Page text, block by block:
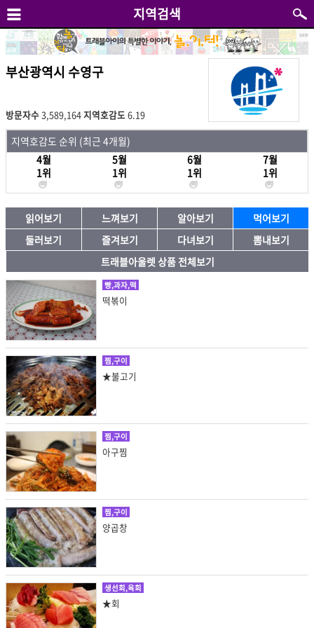
지역검색
부산광역시 수영구
방문자수 3,589,164지역호감도 6.19
지역호감도 순위 (최근 4개월)
4월
1위
5월
1위
6월
1위
7월
1위
읽어보기 느껴보기 알아보기
먹어보기
둘러보기
즐겨보기 다녀보기
뽐내보기
트래블아울렛 상품 전체보기
빵,과자,떡
떡볶이
찜,구이
★불고기
찜,구이
아구찜
찜,구이
양곱창
생선회,육회
★회